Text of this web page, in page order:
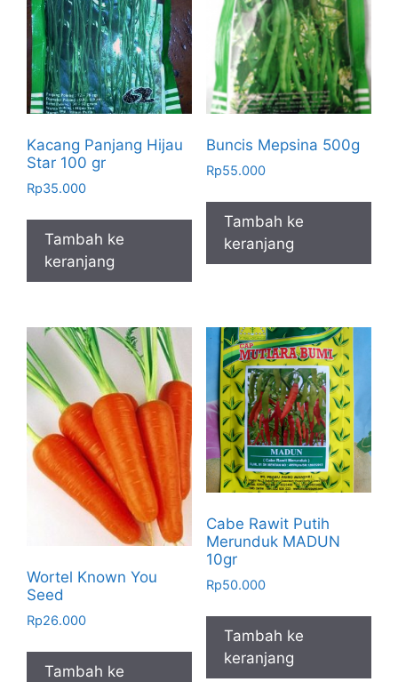
Kacang Panjang Hijau
Star 100 gr
Rp35.000
Tambah ke
keranjang
Buncis Mepsina 500g
Rp55.000
Tambah ke
keranjang
Wortel Known You
Seed
Rp26.000
Tambah ke
Cabe Rawit Putih
Merunduk MADUN
10gr
Rp50.000
Tambah ke
keranjang